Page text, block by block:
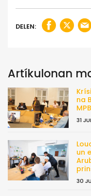
DELEN:
Artíkulonan
na
MPB
31
un
30